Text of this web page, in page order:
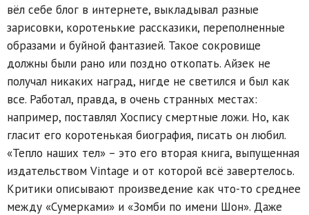
вёл себе блог в интернете, выкладывал разные
зарисовки, коротенькие рассказики, переполненные
образами и буйной фантазией. Такое сокровище
должны были рано или поздно откопать. Айзек не
получал никаких наград, нигде не светился и был как
все. Работал, правда, в очень странных местах:
например, поставлял Хоспису смертные ложи. Но, как
гласит его коротенькая биография, писать он любил.
«Тепло наших тел» – это его вторая книга, выпущенная
издательством Vintage и от которой всё завертелось.
Критики описывают произведение как что-то среднее
между «Сумерками» и «Зомби по имени Шон». Даже